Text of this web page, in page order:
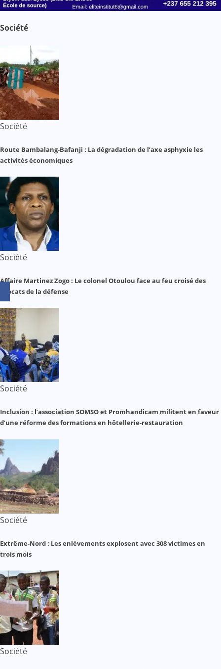
Société
Société
Route Bambalang-Bafanji : La dégradation de l’axe asphyxie les
activités économiques
Société
Affaire Martinez Zogo : Le colonel Otoulou face au feu croisé des
avocats de la défense
Société
Inclusion : l’association SOMSO et Promhandicam militent en faveur
d’une réforme des formations en hôtellerie-restauration
Société
Extrême-Nord : Les enlèvements explosent avec 308 victimes en
trois mois
Société